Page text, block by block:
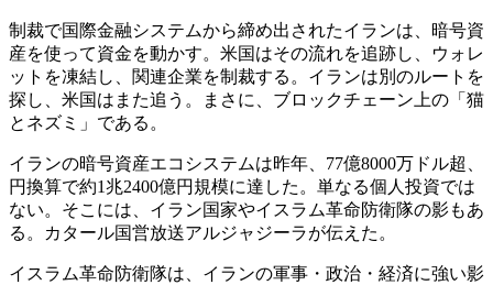
制裁で国際金融システムから締め出されたイランは、暗号資
産を使って資金を動かす。米国はその流れを追跡し、ウォレ
ットを凍結し、関連企業を制裁する。イランは別のルートを
探し、米国はまた追う。まさに、ブロックチェーン上の「猫
とネズミ」である。
イランの暗号資産エコシステムは昨年、77億8000万ドル超、
円換算で約1兆2400億円規模に達した。単なる個人投資では
ない。そこには、イラン国家やイスラム革命防衛隊の影もあ
る。カタール国営放送アルジャジーラが伝えた。
イスラム革命防衛隊は、イランの軍事・政治・経済に強い影